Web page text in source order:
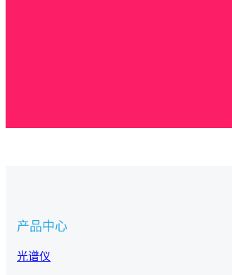
产品中心
光谱仪